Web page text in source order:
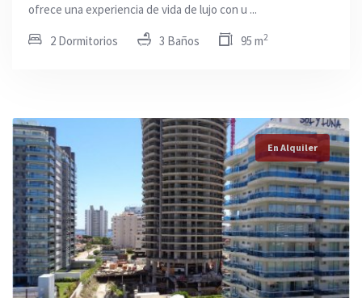
ofrece una experiencia de vida de lujo con u ...
2 Dormitorios 3 Baños 95 m2
En Alquiler